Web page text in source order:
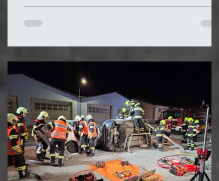
Gulaschheuriger mit Frühshoppen....